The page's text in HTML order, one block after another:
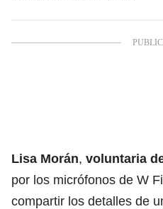
Lisa Morán, voluntaria
por los micrófonos de W
compartir los detalles de